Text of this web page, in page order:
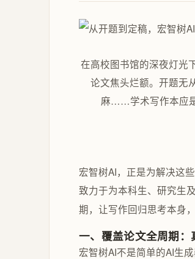
在高校图书馆的深夜灯光
论文焦头烂额。开题无
麻……学术写作本应
宏智树AI，正是为解决这
致力于为本科生、研究生
期，让写作回归思考本身
一、覆盖论文全周期
宏智树AI不是简单的AI生